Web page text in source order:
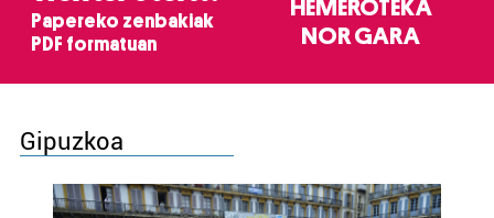
Papereko zenbakiak
PDF formatuan
HEMEROTEKA
NOR GARA
Gipuzkoa